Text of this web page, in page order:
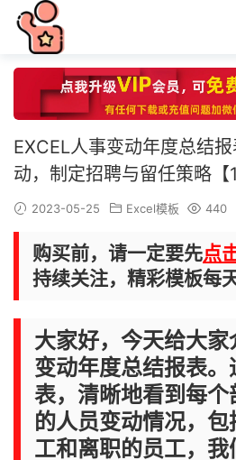
EXCEL人事变动年度总结
动，制定招聘与留任策略【
2023-05-25 Excel模板 440
购买前，请一定要先点
持续关注，精彩模板每
大家好，今天给大
变动年度总结报表
表，清晰地看到每个
的人员变动情况，
工和离职的员工，